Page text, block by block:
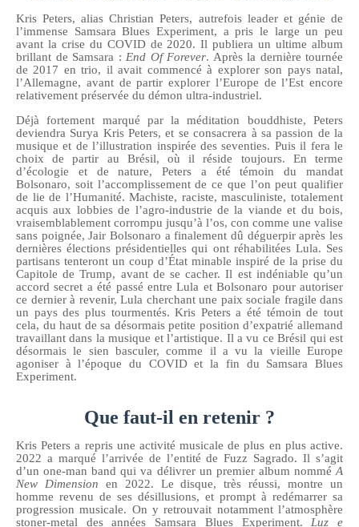
Kris Peters, alias Christian Peters, autrefois leader et génie de
l’immense Samsara Blues Experiment, a pris le large un peu
avant la crise du COVID de 2020. Il publiera un ultime album
brillant de Samsara : End Of Forever. Après la dernière tournée
de 2017 en trio, il avait commencé à explorer son pays natal,
l’Allemagne, avant de partir explorer l’Europe de l’Est encore
relativement préservée du démon ultra-industriel.
Déjà fortement marqué par la méditation bouddhiste, Peters
deviendra Surya Kris Peters, et se consacrera à sa passion de la
musique et de l’illustration inspirée des seventies. Puis il fera le
choix de partir au Brésil, où il réside toujours. En terme
d’écologie et de nature, Peters a été témoin du mandat
Bolsonaro, soit l’accomplissement de ce que l’on peut qualifier
de lie de l’Humanité. Machiste, raciste, masculiniste, totalement
acquis aux lobbies de l’agro-industrie de la viande et du bois,
vraisemblablement corrompu jusqu’à l’os, con comme une valise
sans poignée, Jair Bolsonaro a finalement dû déguerpir après les
dernières élections présidentielles qui ont réhabilitées Lula. Ses
partisans tenteront un coup d’État minable inspiré de la prise du
Capitole de Trump, avant de se cacher. Il est indéniable qu’un
accord secret a été passé entre Lula et Bolsonaro pour autoriser
ce dernier à revenir, Lula cherchant une paix sociale fragile dans
un pays des plus tourmentés.Kris Peters a été témoin de tout
cela, du haut de sa désormais petite position d’expatrié allemand
travaillant dans la musique et l’artistique. Il a vu ce Brésil qui est
désormais le sien basculer, comme il a vu la vieille Europe
agoniser à l’époque du COVID et la fin du Samsara Blues
Experiment.
Que faut-il en retenir ?
Kris Peters a repris une activité musicale de plus en plus active.
2022 a marqué l’arrivée de l’entité de Fuzz Sagrado. Il s’agit
d’un one-man band qui va délivrer un premier album nommé A
New Dimension en 2022. Le disque, très réussi, montre un
homme revenu de ses désillusions, et prompt à redémarrer sa
progression musicale. On y retrouvait notamment l’atmosphère
stoner-metal des années Samsara Blues Experiment. Luz e